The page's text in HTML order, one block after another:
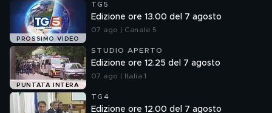
PROSSIMO VIDEO
TG5
Edizione ore 13.00 del 7 agosto
07 ago | Canale 5
PUNTATA INTERA
STUDIO APERTO
Edizione ore 12.25 del 7 agosto
07 ago | Italia 1
TG4
Edizione ore 12.00 del 7 agosto